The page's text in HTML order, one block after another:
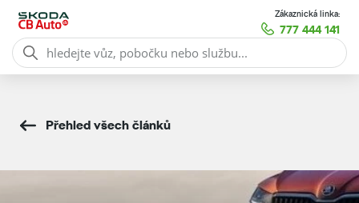
Zákaznická linka:
777 444 141
Přehled všech článků